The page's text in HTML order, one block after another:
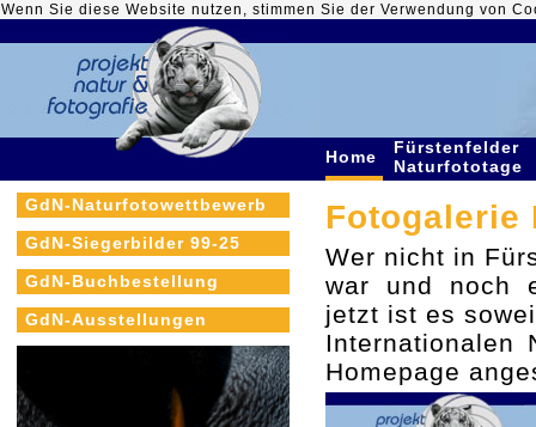
Wenn Sie diese Website nutzen, stimmen Sie der Verwendung von
Home
Fürstenfelder
Naturfototage
GdN-Naturfotowettbewerb
GdN-Siegerbilder 99-25
GdN-Buchbestellung
GdN-Ausstellungen
Fotogalerie
Wer nicht in
war und noch
jetzt ist es
Internationalen
Homepage